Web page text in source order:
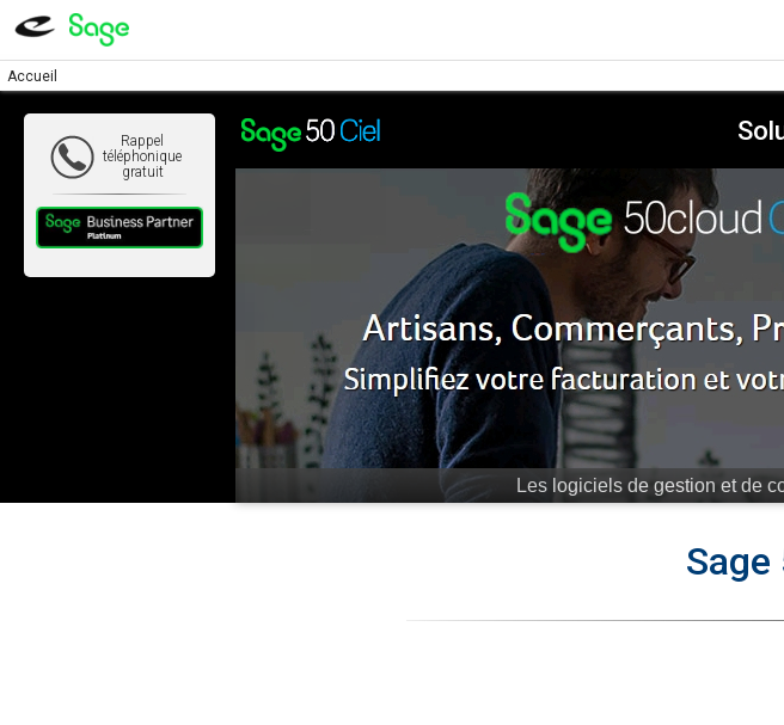
Accueil
Ne restez par "hors-la-loi", cela va vous
Rappel
téléphonique
gratuit
Sage